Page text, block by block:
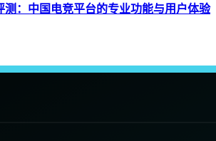
测：中国电竞平台的专业功能与用户体验